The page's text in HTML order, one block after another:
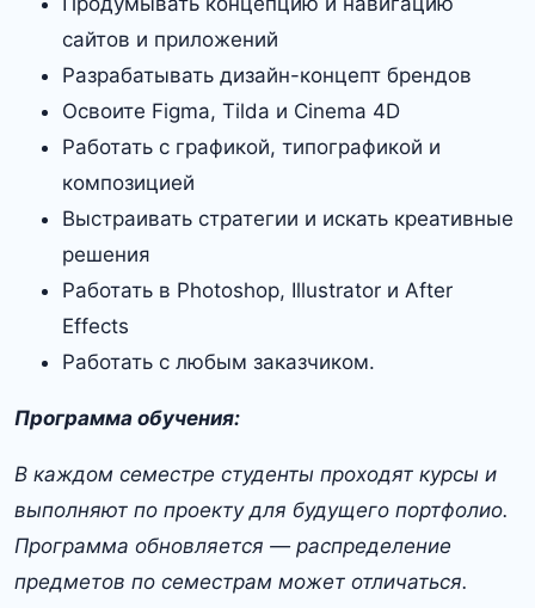
сайтов и приложений
Разрабатывать дизайн-концепт брендов
Освоите Figma, Tilda и Cinema 4D
Работать с графикой, типографикой и
композицией
Выстраивать стратегии и искать креативные
решения
Работать в Photoshop, Illustrator и After
Effects
Работать с любым заказчиком.
Программа обучения:
В каждом семестре студенты проходят курсы и
выполняют по проекту для будущего портфолио.
Программа обновляется — распределение
предметов по семестрам может отличаться.